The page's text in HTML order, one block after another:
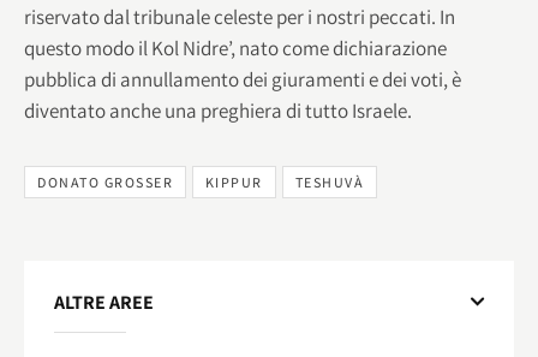
riservato dal tribunale celeste per i nostri peccati. In
questo modo il Kol Nidre’, nato come dichiarazione
pubblica di annullamento dei giuramenti e dei voti, è
diventato anche una preghiera di tutto Israele.
DONATO GROSSER KIPPUR TESHUVÀ
ALTRE AREE